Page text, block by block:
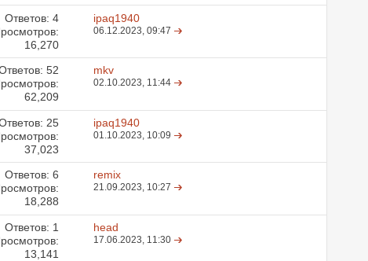
Ответов: 4
16,270
ipaq1940
06.12.2023,09:47
52
62,209
mkv
02.10.2023, 11:44
25
37,023
ipaq1940
01.10.2023, 10:09
Ответов: 6
18,288
remix
21.09.2023, 10:27
Ответов: 1
13,141
head
17.06.2023, 11:30